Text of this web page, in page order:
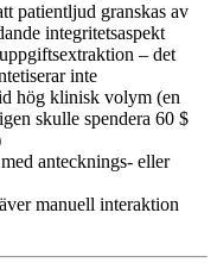
patientljud granskas av
integritetsaspekt
– det
inte
hög klinisk volym (en
skulle spendera 60 $
antecknings- eller
manuell interaktion